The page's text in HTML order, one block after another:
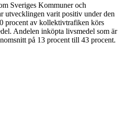
Sveriges Kommuner och
utvecklingen varit positiv under den
procent av kollektivtrafiken körs
Andelen inköpta livsmedel som är
på 13 procent till 43 procent.